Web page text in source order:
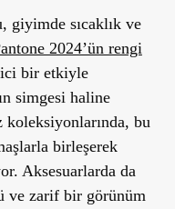
giyimde sıcaklık ve
2024’ün rengi
bir etkiyle
simgesi haline
bu
birleşerek
Aksesuarlarda da
ve zarif bir görünüm